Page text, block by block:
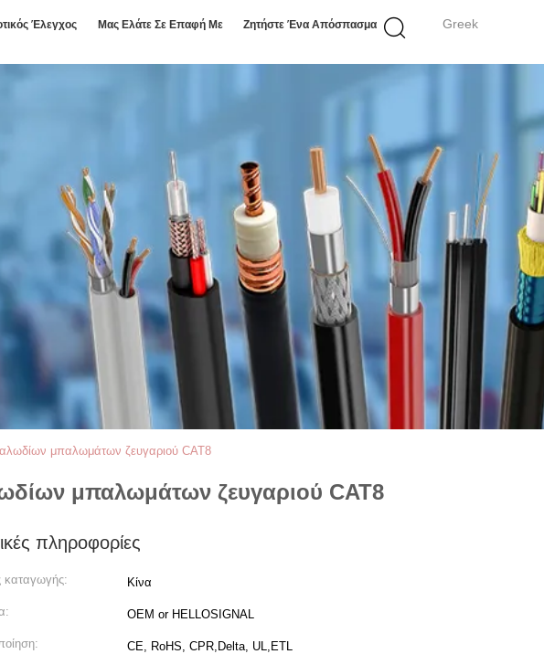
Greek
Έλεγχος Μας Ελάτε Σε Επαφή Με Ζητήστε Ένα Απόσπασμα
μπαλωμάτων ζευγαριού CAT8
μπαλωμάτων ζευγαριού CAT8
πληροφορίες
καταγωγής: Κίνα
OEM or HELLOSIGNAL
CE, RoHS, CPR,Delta, UL,ETL